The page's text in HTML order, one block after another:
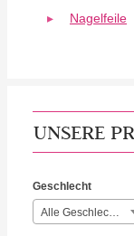
Nagelfeile
UNSERE
Geschlecht
Alle Geschlechter